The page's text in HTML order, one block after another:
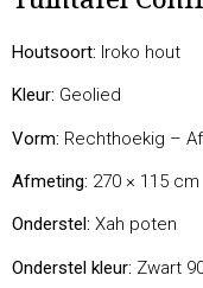
Houtsoort: Iroko hout
Kleur: Geolied
Vorm: Rechthoekig –
Afmeting: 270 × 115 cm
Onderstel: Xah poten
Onderstel kleur: Zwart